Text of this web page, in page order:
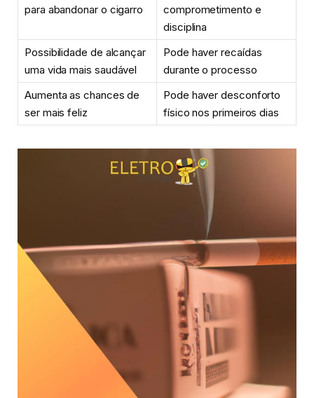
para abandonar o cigarro
comprometimento e
disciplina
Possibilidade de alcançar
uma vida mais saudável
Pode haver recaídas
durante o processo
Aumenta as chances de
ser mais feliz
Pode haver desconforto
físico nos primeiros dias